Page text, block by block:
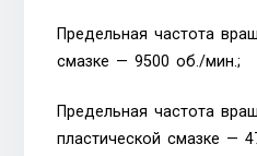
Предельная частота
смазке — 9500 об./мин.;
Предельная частота
пластической смазке —